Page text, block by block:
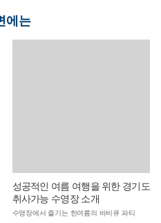
에는
성공적인 여름 여행을 위한 경기도
취사가능 수영장 소개
수영장에서 즐기는 한여름의 바비큐 파티